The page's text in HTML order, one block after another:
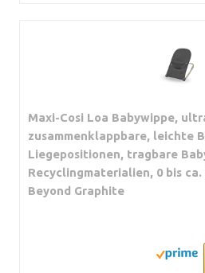
Maxi-Cosi Loa Babywippe,
zusammenklappbare, leichte
Liegepositionen, tragbare
Recyclingmaterialien, 0 bis ca.
Beyond Graphite